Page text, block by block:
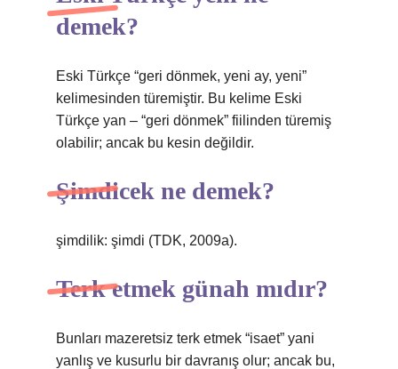
demek?
Eski Türkçe “geri dönmek, yeni ay, yeni”
kelimesinden türemiştir. Bu kelime Eski
Türkçe yan – “geri dönmek” fiilinden türemiş
olabilir; ancak bu kesin değildir.
Şimdicek ne demek?
şimdilik: şimdi (TDK, 2009a).
Terk etmek günah mıdır?
Bunları mazeretsiz terk etmek “isaet” yani
yanlış ve kusurlu bir davranış olur; ancak bu,